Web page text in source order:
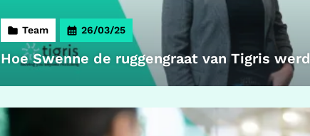
Team 26/03/25
Hoe Swenne de ruggengraat van Tigris werd